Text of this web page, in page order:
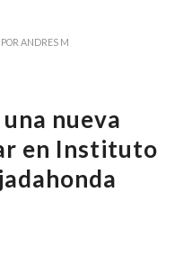
POR ANDRES M
nueva
en Instituto